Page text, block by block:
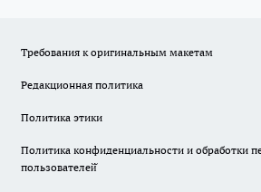
Требования к оригинальным макетам
Редакционная политика
Политика этики
Политика конфиденциальности и обработки
пользователей̆